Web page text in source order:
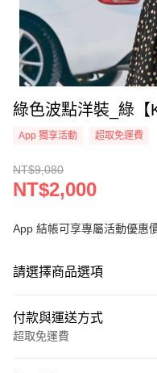
綠色波點洋裝_綠【
App 獨享活動 超取免運費
NT$9,080
NT$2,000
App 結帳可享專屬活動優惠
請選擇商品選項
付款與運送方式
超取免運費